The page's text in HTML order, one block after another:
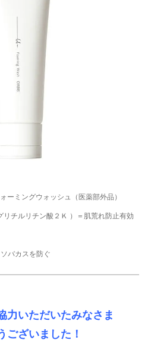
ーミングウォッシュ（医薬部外品）
チルリチン酸２Ｋ ）＝肌荒れ防止有効
バカスを防ぐ
力いただいたみなさま
ございました！